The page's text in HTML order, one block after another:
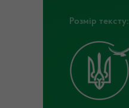
Розмір тексту: